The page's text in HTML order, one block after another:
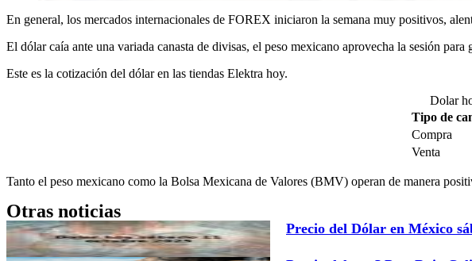
En general, los mercados internacionales de FOREX iniciaron la semana muy positivos,
El dólar caía ante una variada canasta de divisas, el peso mexicano aprovecha la sesión
Este es la cotización del dólar en las tiendas Elektra hoy.
Dolar
Tipo de
Compra
Venta
Tanto el peso mexicano como la Bolsa Mexicana de Valores (BMV) operan de manera
Otras noticias
Precio del Dólar en México